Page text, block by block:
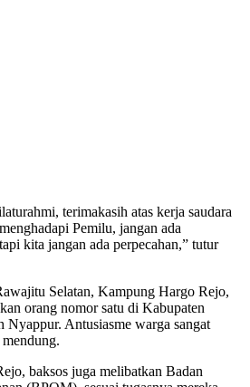
terimakasih atas kerja saudara
Pemilu, jangan ada
kita jangan ada perpecahan,” tutur
Selatan, Kampung Hargo Rejo,
orang nomor satu di Kabupaten
Antusiasme warga sangat
baksos juga melibatkan Badan